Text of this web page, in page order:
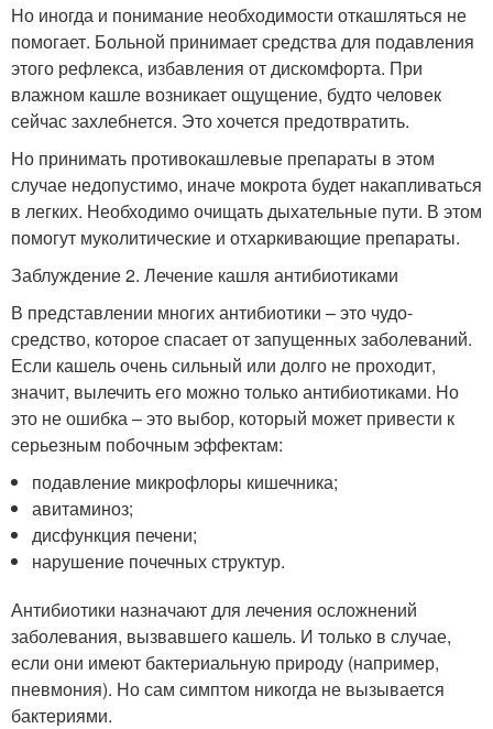
Но иногда и понимание необходимости откашляться не
помогает. Больной принимает средства для подавления
этого рефлекса, избавления от дискомфорта. При
влажном кашле возникает ощущение, будто человек
сейчас захлебнется. Это хочется предотвратить.
Но принимать противокашлевые препараты в этом
случае недопустимо, иначе мокрота будет накапливаться
в легких. Необходимо очищать дыхательные пути. В этом
помогут муколитические и отхаркивающие препараты.
Заблуждение 2. Лечение кашля антибиотиками
В представлении многих антибиотики – это чудо-
средство, которое спасает от запущенных заболеваний.
Если кашель очень сильный или долго не проходит,
значит, вылечить его можно только антибиотиками. Но
это не ошибка – это выбор, который может привести к
серьезным побочным эффектам:
подавление микрофлоры кишечника;
авитаминоз;
дисфункция печени;
нарушение почечных структур.
Антибиотики назначают для лечения осложнений
заболевания, вызвавшего кашель. И только в случае,
если они имеют бактериальную природу (например,
пневмония). Но сам симптом никогда не вызывается
бактериями.